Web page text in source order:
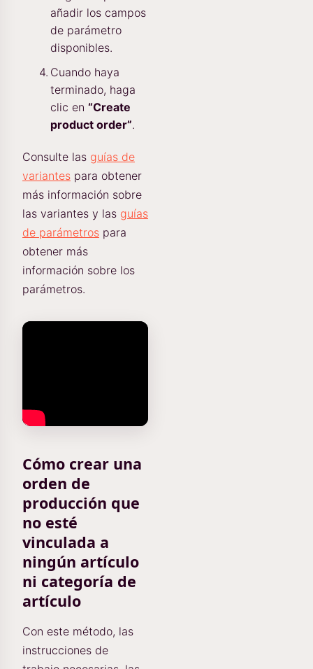
añadir los campos
de parámetro
disponibles.
Cuando haya
terminado, haga
clic en “Create
product order”.
Consulte las guías de
variantes para obtener
más información sobre
las variantes y las guías
de parámetros para
obtener más
información sobre los
parámetros.
Cómo crear una
orden de
producción que
no esté
vinculada a
ningún artículo
ni categoría de
artículo
Con este método, las
instrucciones de